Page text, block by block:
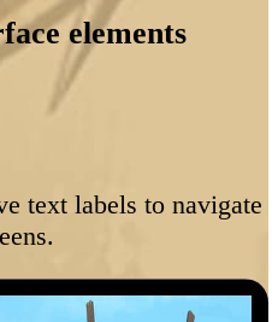
elements
text labels to navigate